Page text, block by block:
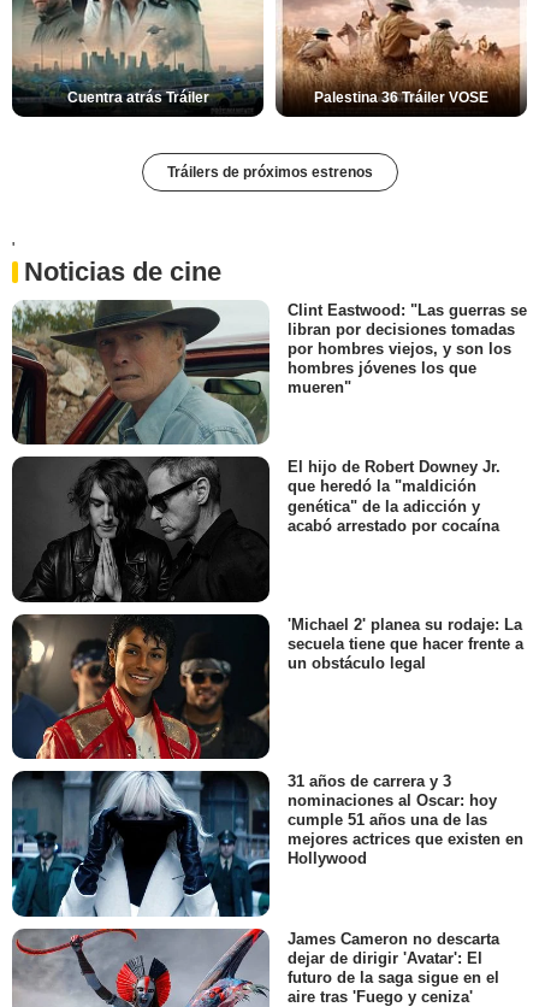
Cuentra atrás Tráiler Palestina 36 Tráiler VOSE
Tráilers de próximos estrenos
'
Noticias de cine
Clint Eastwood: "Las guerras se
libran por decisiones tomadas
por hombres viejos, y son los
hombres jóvenes los que
mueren"
El hijo de Robert Downey Jr.
que heredó la "maldición
genética" de la adicción y
acabó arrestado por cocaína
'Michael 2' planea su rodaje: La
secuela tiene que hacer frente a
un obstáculo legal
31 años de carrera y 3
nominaciones al Oscar: hoy
cumple 51 años una de las
mejores actrices que existen en
Hollywood
James Cameron no descarta
dejar de dirigir 'Avatar': El
futuro de la saga sigue en el
aire tras 'Fuego y ceniza'